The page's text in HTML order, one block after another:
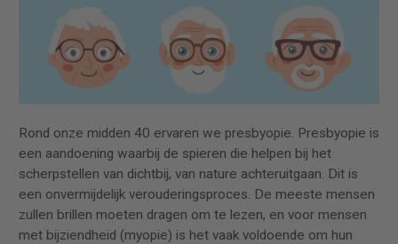
Rond onze midden 40 ervaren we presbyopie. Presbyopie is
een aandoening waarbij de spieren die helpen bij het
scherpstellen van dichtbij, van nature achteruitgaan. Dit is
een onvermijdelijk verouderingsproces. De meeste mensen
zullen brillen moeten dragen om te lezen, en voor mensen
met bijziendheid (myopie) is het vaak voldoende om hun